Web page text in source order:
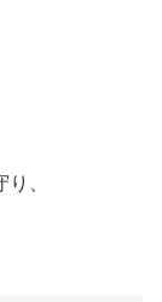
、